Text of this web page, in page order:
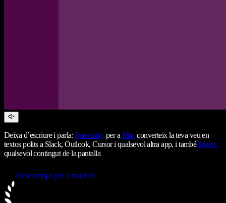
Deixa d’escriure i parla: Speechifyper a Macconverteix la teva veu en
textos polits a Slack, Outlook, Cursor i qualsevol altra app, i tambéllegeix
qualsevol contingut de la pantalla
Descarrega per a macOS